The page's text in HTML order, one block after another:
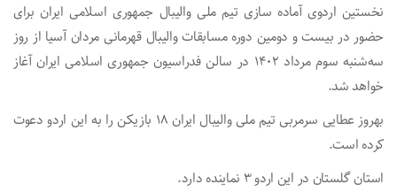
نخستین اردوی آماده سازی تیم ملی والیبال جمهوری اسلامی ایران برای
حضور در بیست‌ و دومین دوره مسابقات والیبال قهرمانی مردان آسیا از روز
سه‌شنبه سوم مرداد ۱۴۰۲ در سالن فدراسیون جمهوری اسلامی ایران آغاز
خواهد شد.
بهروز عطایی سرمربی تیم ملی والیبال ایران ۱۸ بازیکن را به این اردو دعوت
کرده است.
استان گلستان در این اردو ۳ نماینده دارد.